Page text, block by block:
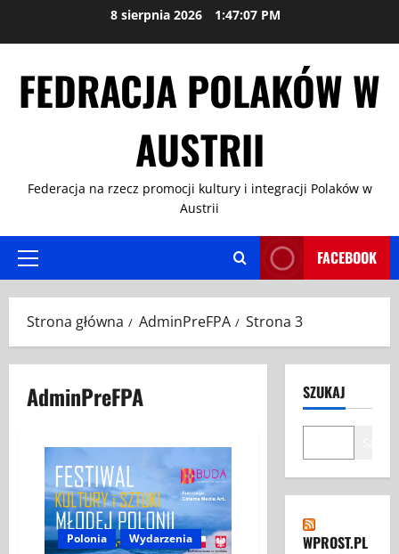
8 sierpnia 2026 1:47:08 PM
FEDRACJA POLAKÓW W
AUSTRII
Federacja na rzecz promocji kultury i integracji Polaków w
Austrii
Menu
FACEBOOK
Strona główna AdminPreFPA Strona 3
AdminPreFPA
Polonia Wydarzenia
SZUKAJ
WPROST.PL